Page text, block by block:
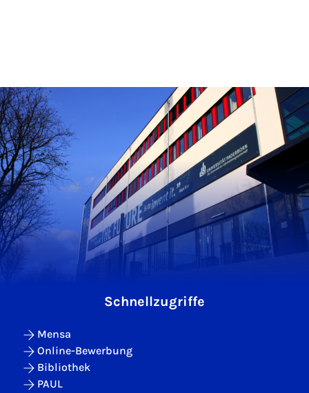
Schnellzugriffe
Mensa
Online-Bewerbung
Bibliothek
PAUL